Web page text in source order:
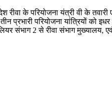
रीवा के परियोजना यंत्री वी के
प्रभारी परियोजना यांत्रियों को
संभाग 2 से रीवा संभाग